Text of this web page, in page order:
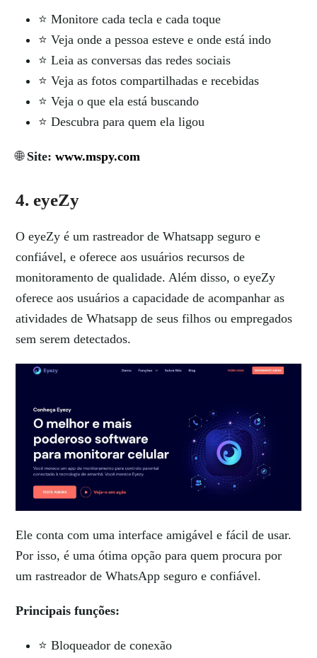
⭐ Monitore cada tecla e cada toque
⭐ Veja onde a pessoa esteve e onde está indo
⭐ Leia as conversas das redes sociais
⭐ Veja as fotos compartilhadas e recebidas
⭐ Veja o que ela está buscando
⭐ Descubra para quem ela ligou
🌐 Site:www.mspy.com
4. eyeZy
O eyeZy é um rastreador de Whatsapp seguro e
confiável, e oferece aos usuários recursos de
monitoramento de qualidade. Além disso, o eyeZy
oferece aos usuários a capacidade de acompanhar as
atividades de Whatsapp de seus filhos ou empregados
sem serem detectados.
Ele conta com uma interface amigável e fácil de usar.
Por isso, é uma ótima opção para quem procura por
um rastreador de WhatsApp seguro e confiável.
Principais funções:
⭐ Bloqueador de conexão